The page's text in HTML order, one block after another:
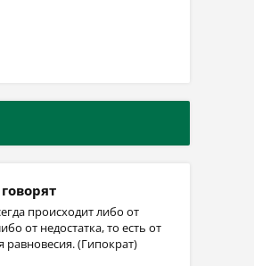
происходит либо от
от недостатка, то есть от
равновесия. (Гипократ)